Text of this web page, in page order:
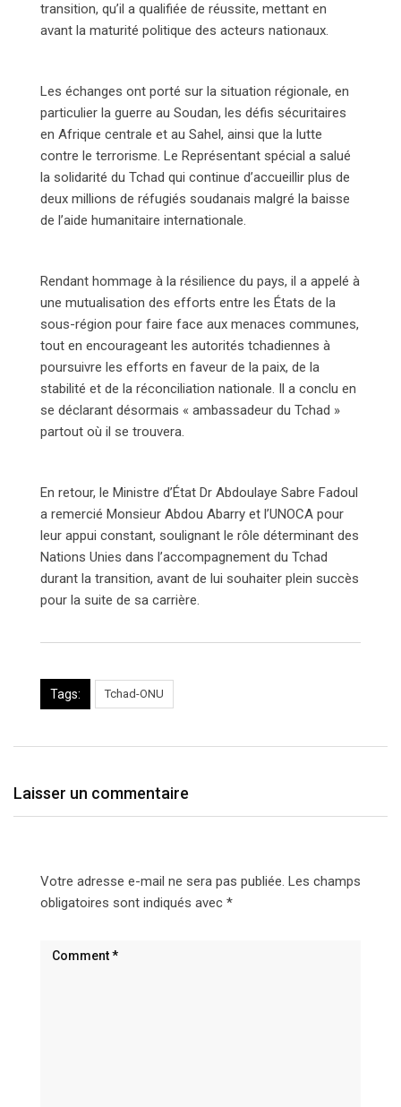
transition, qu’il a qualifiée de réussite, mettant en
avant la maturité politique des acteurs nationaux.
Les échanges ont porté sur la situation régionale, en
particulier la guerre au Soudan, les défis sécuritaires
en Afrique centrale et au Sahel, ainsi que la lutte
contre le terrorisme. Le Représentant spécial a salué
la solidarité du Tchad qui continue d’accueillir plus de
deux millions de réfugiés soudanais malgré la baisse
de l’aide humanitaire internationale.
Rendant hommage à la résilience du pays, il a appelé à
une mutualisation des efforts entre les États de la
sous-région pour faire face aux menaces communes,
tout en encourageant les autorités tchadiennes à
poursuivre les efforts en faveur de la paix, de la
stabilité et de la réconciliation nationale. Il a conclu en
se déclarant désormais « ambassadeur du Tchad »
partout où il se trouvera.
En retour, le Ministre d’État Dr Abdoulaye Sabre Fadoul
a remercié Monsieur Abdou Abarry et l’UNOCA pour
leur appui constant, soulignant le rôle déterminant des
Nations Unies dans l’accompagnement du Tchad
durant la transition, avant de lui souhaiter plein succès
pour la suite de sa carrière.
Tags: Tchad-ONU
Laisser un commentaire
Votre adresse e-mail ne sera pas publiée. Les champs
obligatoires sont indiqués avec *